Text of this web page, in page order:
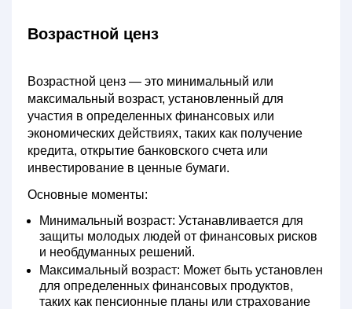
Возрастной ценз
Возрастной ценз — это минимальный или
максимальный возраст, установленный для
участия в определенных финансовых или
экономических действиях, таких как получение
кредита, открытие банковского счета или
инвестирование в ценные бумаги.
Основные моменты:
Минимальный возраст: Устанавливается для
защиты молодых людей от финансовых рисков
и необдуманных решений.
Максимальный возраст: Может быть установлен
для определенных финансовых продуктов,
таких как пенсионные планы или страхование